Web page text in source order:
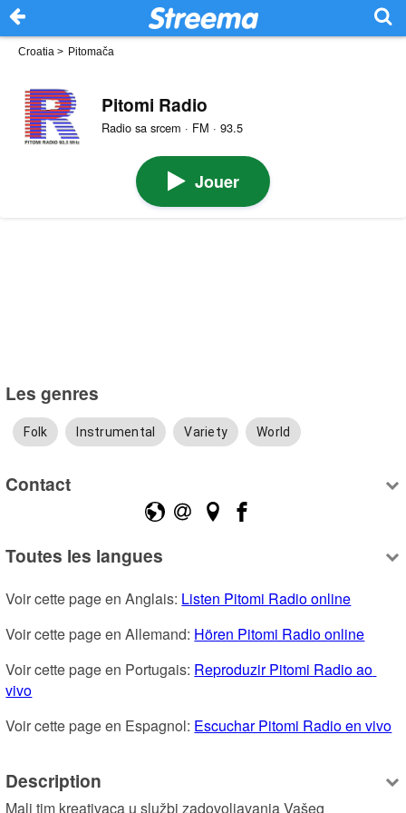
Croatia > Pitomača
Pitomi Radio
Radio sa srcem · FM · 93.5
Jouer
Les genres
Folk Instrumental Variety World
Contact
Toutes les langues
Voir cette page en Anglais: Listen Pitomi Radio online
Voir cette page en Allemand: Hören Pitomi Radio online
Voir cette page en Portugais: Reproduzir Pitomi Radio ao
vivo
Voir cette page en Espagnol: Escuchar Pitomi Radio en vivo
Description
Mali tim kreativaca u službi zadovoljavanja Vašeg